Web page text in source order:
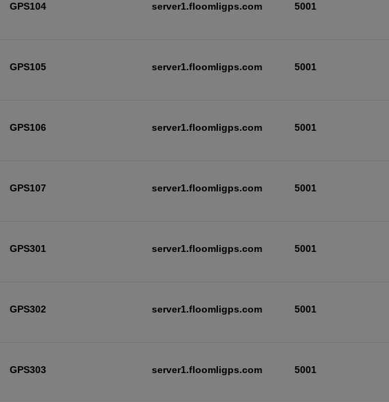
GPS104 server1.floomligps.com 5001
GPS105 server1.floomligps.com 5001
GPS106 server1.floomligps.com 5001
GPS107 server1.floomligps.com 5001
GPS301 server1.floomligps.com 5001
GPS302 server1.floomligps.com 5001
GPS303 server1.floomligps.com 5001